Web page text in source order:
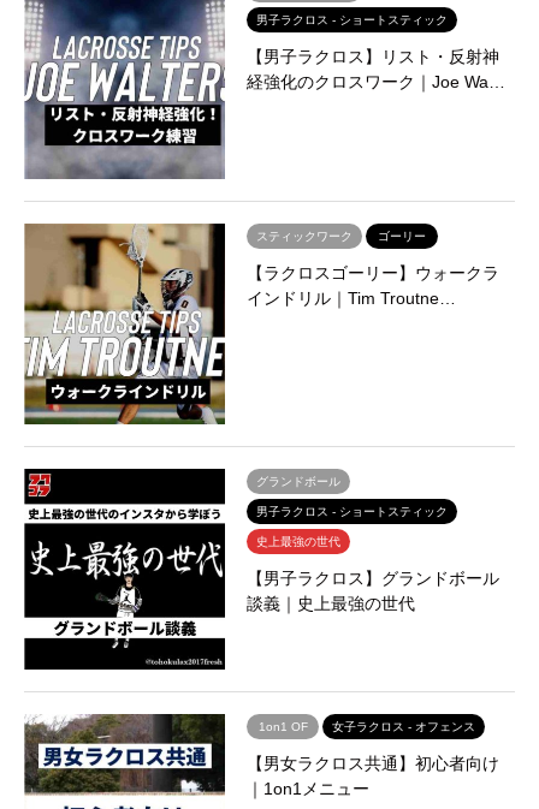
男子ラクロス - ショートスティック
【男子ラクロス】リスト・反射神
経強化のクロスワーク｜Joe Wa…
スティックワーク ゴーリー
【ラクロスゴーリー】ウォークラ
インドリル｜Tim Troutne…
グランドボール
男子ラクロス - ショートスティック
史上最強の世代
【男子ラクロス】グランドボール
談義｜史上最強の世代
1on1 OF 女子ラクロス - オフェンス
【男女ラクロス共通】初心者向け
｜1on1メニュー